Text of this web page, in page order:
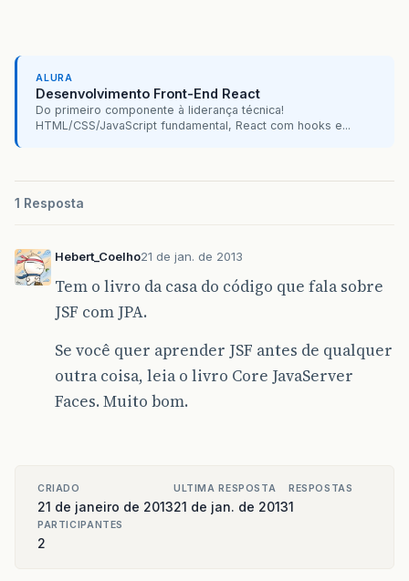
ALURA
Desenvolvimento Front-End React
Do primeiro componente à liderança técnica!
HTML/CSS/JavaScript fundamental, React com hooks e...
1 Resposta
Hebert_Coelho21 de jan. de 2013
Tem o livro da casa do código que fala sobre
JSF com JPA.
Se você quer aprender JSF antes de qualquer
outra coisa, leia o livro Core JavaServer
Faces. Muito bom.
CRIADO
21 de janeiro de 2013
ULTIMA RESPOSTA
21 de jan. de 2013
RESPOSTAS
1
PARTICIPANTES
2